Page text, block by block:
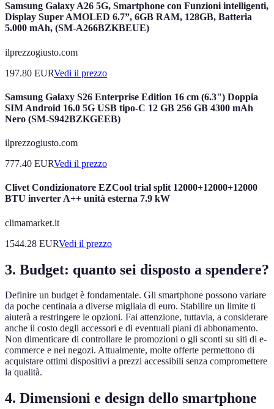
Samsung Galaxy A26 5G, Smartphone con Funzioni intelligenti,
Display Super AMOLED 6.7”, 6GB RAM, 128GB, Batteria
5.000 mAh, (SM-A266BZKBEUE)
ilprezzogiusto.com
197.80 EURVedi il prezzo
Samsung Galaxy S26 Enterprise Edition 16 cm (6.3") Doppia
SIM Android 16.0 5G USB tipo-C 12 GB 256 GB 4300 mAh
Nero (SM-S942BZKGEEB)
ilprezzogiusto.com
777.40 EURVedi il prezzo
Clivet Condizionatore EZCool trial split 12000+12000+12000
BTU inverter A++ unità esterna 7.9 kW
climamarket.it
1544.28 EURVedi il prezzo
3. Budget: quanto sei disposto a spendere?
Definire un budget è fondamentale. Gli smartphone possono variare
da poche centinaia a diverse migliaia di euro. Stabilire un limite ti
aiuterà a restringere le opzioni. Fai attenzione, tuttavia, a considerare
anche il costo degli accessori e di eventuali piani di abbonamento.
Non dimenticare di controllare le promozioni o gli sconti su siti di e-
commerce e nei negozi. Attualmente, molte offerte permettono di
acquistare ottimi dispositivi a prezzi accessibili senza compromettere
la qualità.
4. Dimensioni e design dello smartphone